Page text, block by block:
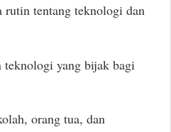
rutin tentang teknologi dan
teknologi yang bijak bagi
orang tua, dan